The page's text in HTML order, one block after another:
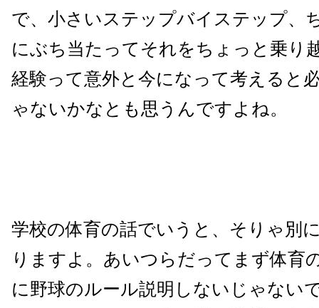
で、小さいステップバイステップ、
にぶち当たってそれをちょっと乗り
経験って意外と今になって考えると
ゃないかなとも思うんですよね。
学校の体育の話でいうと、そりゃ別
りますよ。あいつらだってまず体育
に野球のルール説明しないじゃない